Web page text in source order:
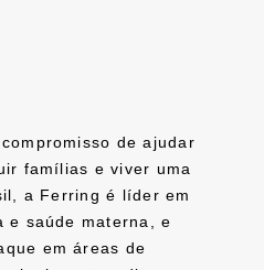
de ajudar
famílias e viver uma
a Ferring é líder em
e saúde materna, e
em áreas de